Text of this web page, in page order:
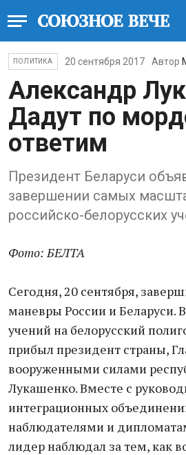
ПОЛИТИКА 20 сентября 2017 Автор
Александр
Дадут по
ответим
Президент Беларуси
завершении самых
российско-белорусских
Фото: БЕЛТА
Сегодня, 20 сентября,
маневры России и Беларуси.
учений на белорусский
прибыл президент страны,
вооруженными силами
Лукашенко. Вместе с
интеграционных
наблюдателями и
лидер наблюдал за тем, как